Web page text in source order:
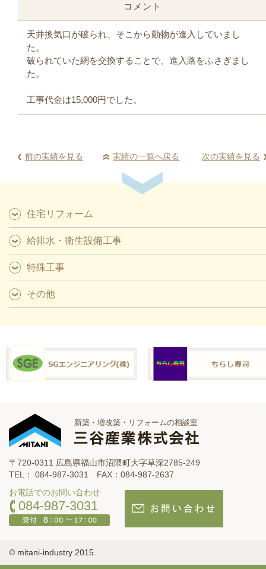
コメント
天井換気口が破られ、そこから動物が進入していまし
た。
破られていた網を交換することで、進入路をふさぎまし
た。
工事代金は15,000円でした。
前の実績を見る 実績の一覧へ戻る 次の実績を見る
住宅リフォーム
給排水・衛生設備工事
特殊工事
その他
新築・増改築・リフォームの相談室
〒720-0311 広島県福山市沼隈町大字草深2785-249
TEL： 084-987-3031 FAX：084-987-2637
お電話でのお問い合わせ
084-987-3031
© mitani-industry 2015.